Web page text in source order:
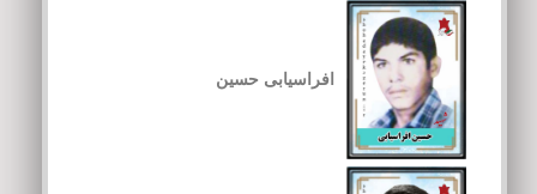
افراسیابی حسین